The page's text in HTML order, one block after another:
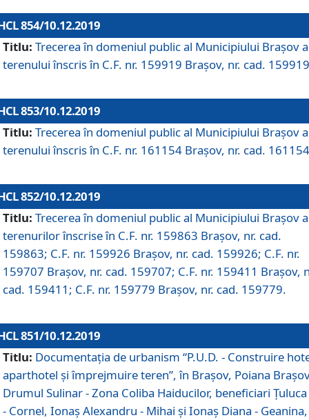
854/10.12.2019
Titlu: Trecerea în domeniul public al Municipiului Braşov a
terenului înscris în C.F. nr. 159919 Brașov, nr. cad.
853/10.12.2019
Titlu: Trecerea în domeniul public al Municipiului Braşov a
terenului înscris în C.F. nr. 161154 Brașov, nr. cad.
852/10.12.2019
Titlu: Trecerea în domeniul public al Municipiului Braşov a
terenurilor înscrise în C.F. nr. 159863 Brașov, nr. cad.
159863; C.F. nr. 159926 Brașov, nr. cad. 159926; C.F. nr.
159707 Brașov, nr. cad. 159707; C.F. nr. 159411 Brașov,
cad. 159411; C.F. nr. 159779 Brașov, nr. cad. 159779.
851/10.12.2019
Titlu: Documentaţia de urbanism “P.U.D. - Construire
aparthotel şi împrejmuire teren”, în Braşov, Poiana
Drumul Sulinar - Zona Coliba Haiducilor, beneficiari
- Cornel, Ionaş Alexandru - Mihai şi Ionaş Diana - Geanina,